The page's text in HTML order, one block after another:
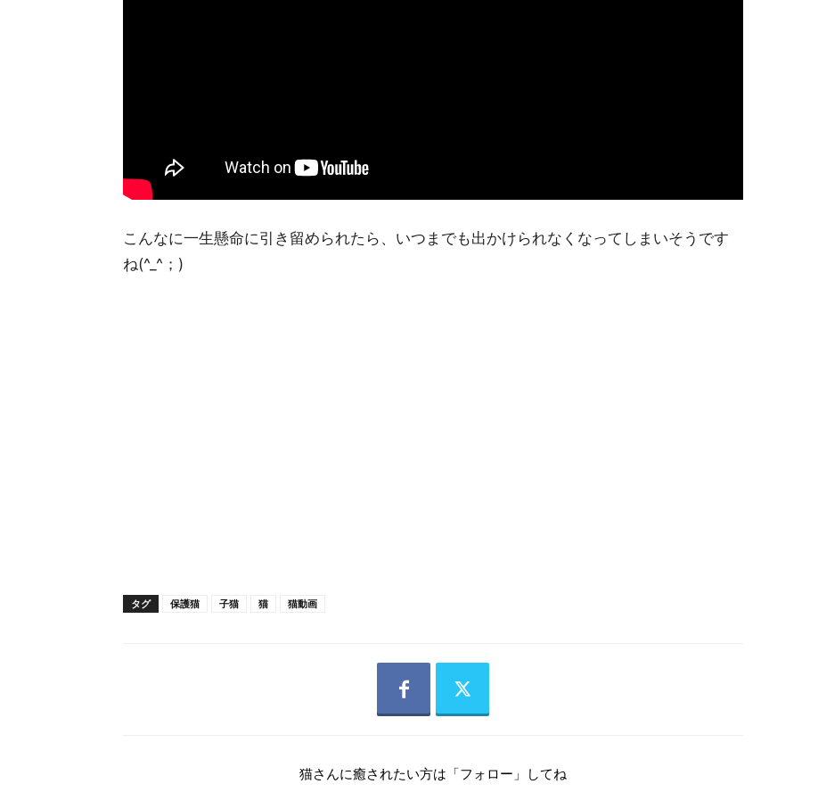
こんなに一生懸命に引き留められたら、いつまでも出かけられなくなってしまいそうです
ね(^_^；)
タグ 保護猫 子猫 猫 猫動画
猫さんに癒されたい方は「フォロー」してね